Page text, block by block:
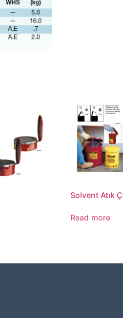
Solvent Atık
Read more